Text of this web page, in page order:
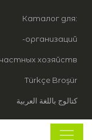
Каталог для:
-организаций
хозяйств
Türkçe Broşür
كتالوج باللغة العربية